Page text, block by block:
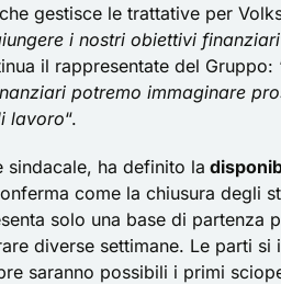
gestisce le trattative per
i nostri obiettivi finanziari
il rappresentate del Gruppo:
potremo immaginare
lavoro“.
sindacale, ha definito la
come la chiusura degli
solo una base di partenza
diverse settimane. Le parti si
saranno possibili i primi